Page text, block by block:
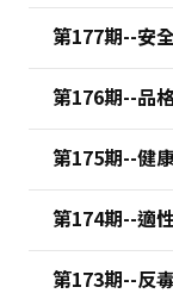
第177期--安
第176期--品
第175期--健
第174期--適
第173期--反